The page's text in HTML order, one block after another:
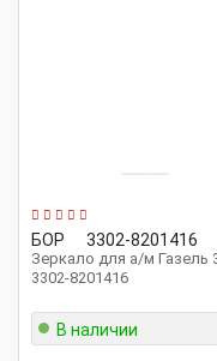
БОР 3302-8201416
Зеркало для а/м Газель
3302-8201416
В наличии